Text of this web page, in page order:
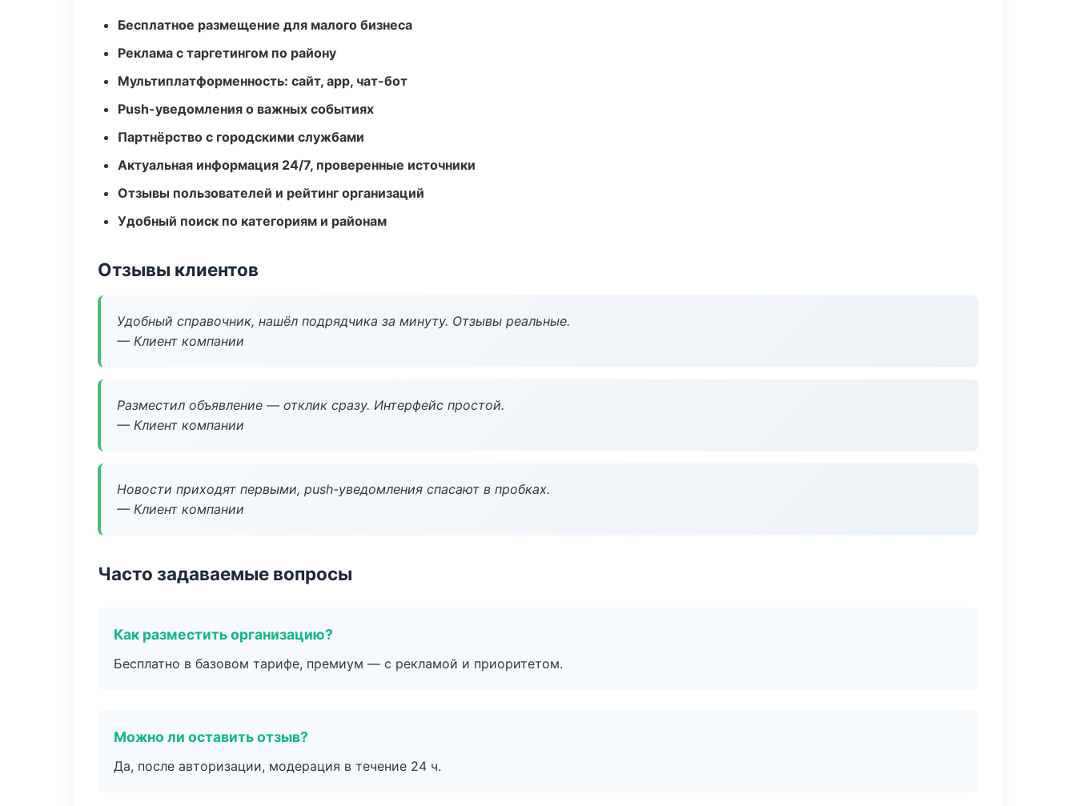
Бесплатное размещение для малого бизнеса
Реклама с таргетингом по району
Мультиплатформенность: сайт, app, чат-бот
Push-уведомления о важных событиях
Партнёрство с городскими службами
Актуальная информация 24/7, проверенные источники
Отзывы пользователей и рейтинг организаций
Удобный поиск по категориям и районам
Отзывы клиентов
Удобный справочник, нашёл подрядчика за минуту. Отзывы реальные.
— Клиент компании
Разместил объявление — отклик сразу. Интерфейс простой.
— Клиент компании
Новости приходят первыми, push-уведомления спасают в пробках.
— Клиент компании
Часто задаваемые вопросы
Как разместить организацию?
Бесплатно в базовом тарифе, премиум — с рекламой и приоритетом.
Можно ли оставить отзыв?
Да, после авторизации, модерация в течение 24 ч.